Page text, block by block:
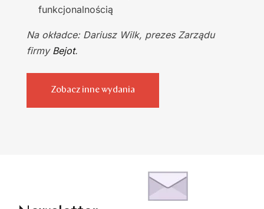
funkcjonalnością
Na okładce: Dariusz Wilk, prezes Zarządu
firmy Bejot.
Zobacz inne wydania